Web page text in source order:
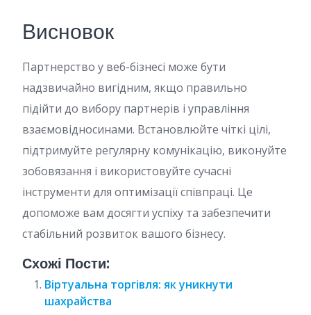
Висновок
Партнерство у веб-бізнесі може бути
надзвичайно вигідним, якщо правильно
підійти до вибору партнерів і управління
взаємовідносинами. Встановлюйте чіткі цілі,
підтримуйте регулярну комунікацію, виконуйте
зобовязання і використовуйте сучасні
інструменти для оптимізації співпраці. Це
допоможе вам досягти успіху та забезпечити
стабільний розвиток вашого бізнесу.
Схожі Пости:
Віртуальна торгівля: як уникнути
шахрайства